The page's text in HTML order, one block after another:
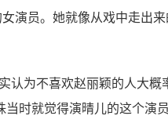
演员。她就像从戏中走出
认为不喜欢赵丽颖的人大概
当时就觉得演晴儿的这个演